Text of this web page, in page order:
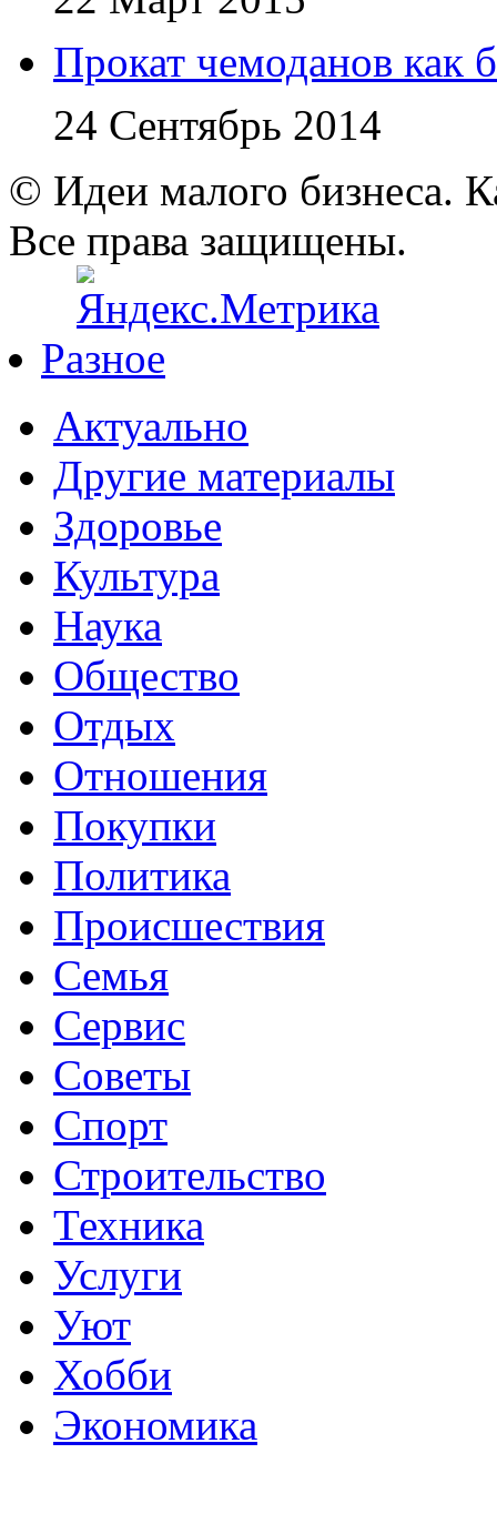
Прокат чемоданов как
24 Сентябрь 2014
© Идеи малого бизнеса.
Все права защищены.
Разное
Актуально
Другие материалы
Здоровье
Культура
Наука
Общество
Отдых
Отношения
Покупки
Политика
Происшествия
Семья
Сервис
Советы
Спорт
Строительство
Техника
Услуги
Уют
Хобби
Экономика